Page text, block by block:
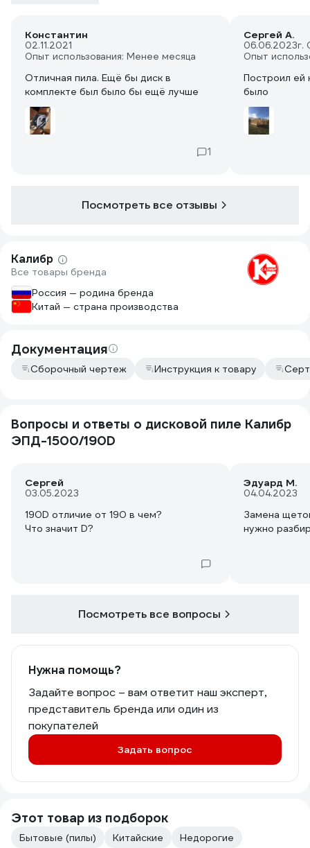
Константин
02.11.2021
Опыт использования: Менее месяца
Отличная пила. Ещё бы диск в
комплекте был было бы ещё лучше
1
Сергей А.
06.06.2023г.
Опыт
Построил ей
было
Посмотреть все отзывы
Калибр
Все товары бренда
Россия — родина бренда
Китай — страна производства
Документация
Сборочный чертеж Инструкция к товару
Вопросы и ответы о дисковой пиле Калибр
ЭПД-1500/190D
Сергей
03.05.2023
190D отличие от 190 в чем?
Что значит D?
Эдуард М.
04.04.2023
Замена
нужно
Посмотреть все вопросы
Нужна помощь?
Задайте вопрос – вам ответит наш эксперт,
представитель бренда или один из
покупателей
Задать вопрос
Этот товар из подборок
Бытовые (пилы) Китайские
Недорогие